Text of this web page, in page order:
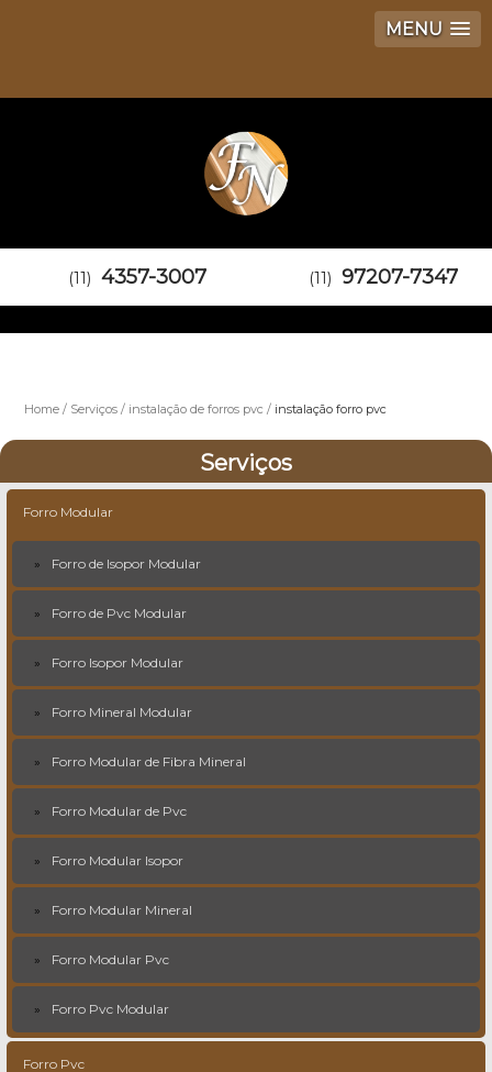
MENU
(11) 4357-3007 (11) 97207-7347
Home Serviços instalação de forros pvc instalação forro pvc
Serviços
Forro Modular
Forro de Isopor Modular
Forro de Pvc Modular
Forro Isopor Modular
Forro Mineral Modular
Forro Modular de Fibra Mineral
Forro Modular de Pvc
Forro Modular Isopor
Forro Modular Mineral
Forro Modular Pvc
Forro Pvc Modular
Forro Pvc